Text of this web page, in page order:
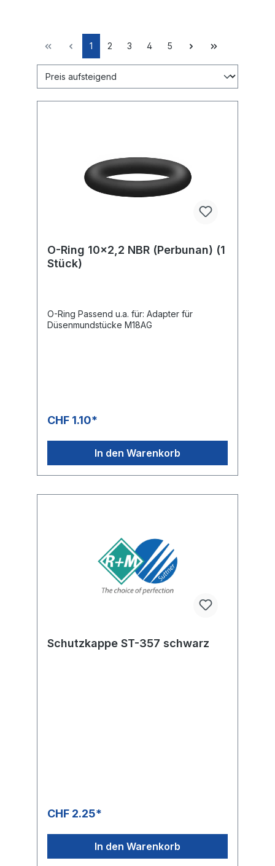
1 2 3 4 5
O-Ring 10x2,2 NBR (Perbunan) (1
Stück)
O-Ring Passend u.a. für: Adapter für
Düsenmundstücke M18AG
CHF 1.10*
In den Warenkorb
Schutzkappe ST-357 schwarz
CHF 2.25*
In den Warenkorb